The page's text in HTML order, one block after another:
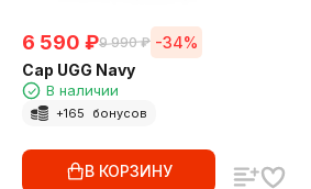
6 590 ₽9 990 ₽ -34%
Cap UGG Navy
В наличии
+165 бонусов
В КОРЗИНУ